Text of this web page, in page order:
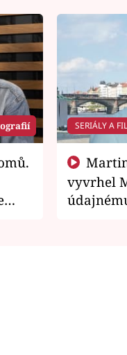
SERIÁLY A
vyvrhel